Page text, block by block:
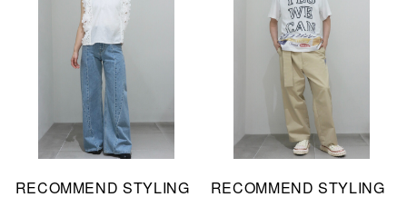
RECOMMEND STYLING RECOMMEND STYLING